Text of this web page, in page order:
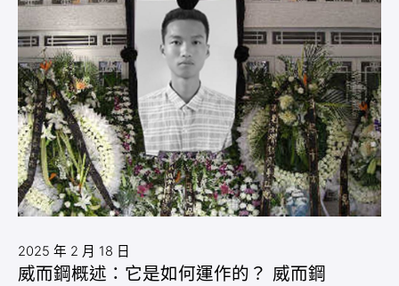
2025 年 2 月 18 日
威而鋼概述：它是如何運作的？ 威而鋼